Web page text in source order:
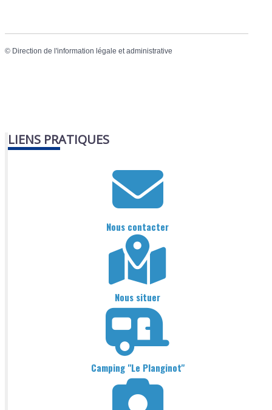
© Direction de l'information légale et administrative
LIENS PRATIQUES
Nous contacter
Nous situer
Camping "Le Planginot"